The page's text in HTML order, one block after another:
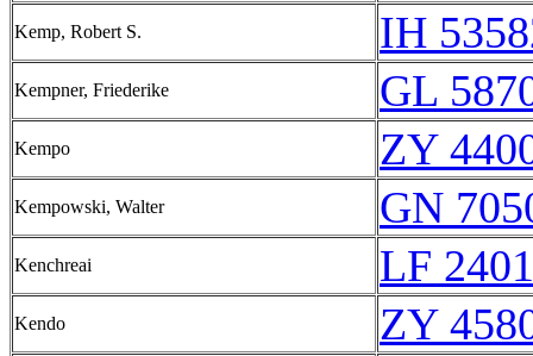
Kemp, Robert S. IH
Kempner, Friederike GL
Kempo ZY
Kempowski, Walter GN
Kenchreai LF 2401
Kendo ZY